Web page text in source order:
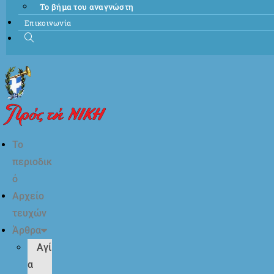
Το βήμα του αναγνώστη
Επικοινωνία
Το
περιοδικ
ό
Αρχείο
τευχών
Άρθρα
Αγί
α